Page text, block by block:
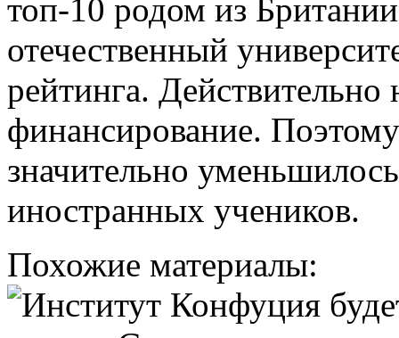
топ-10 родом из
отечественный
рейтинга.
финансирование.
значительно
иностранных учеников.
Похожие материалы: